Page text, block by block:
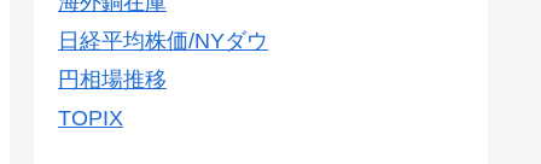
日経平均株価/NYダウ
円相場推移
TOPIX